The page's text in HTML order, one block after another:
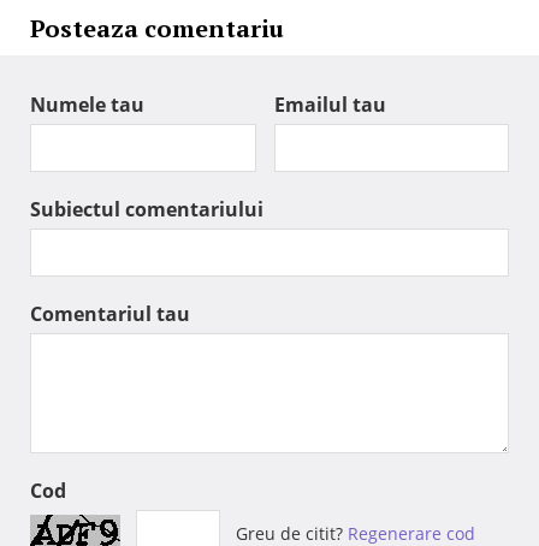
Posteaza comentariu
Numele tau Emailul tau
Subiectul comentariului
Comentariul tau
Cod
Greu de citit? Regenerare cod